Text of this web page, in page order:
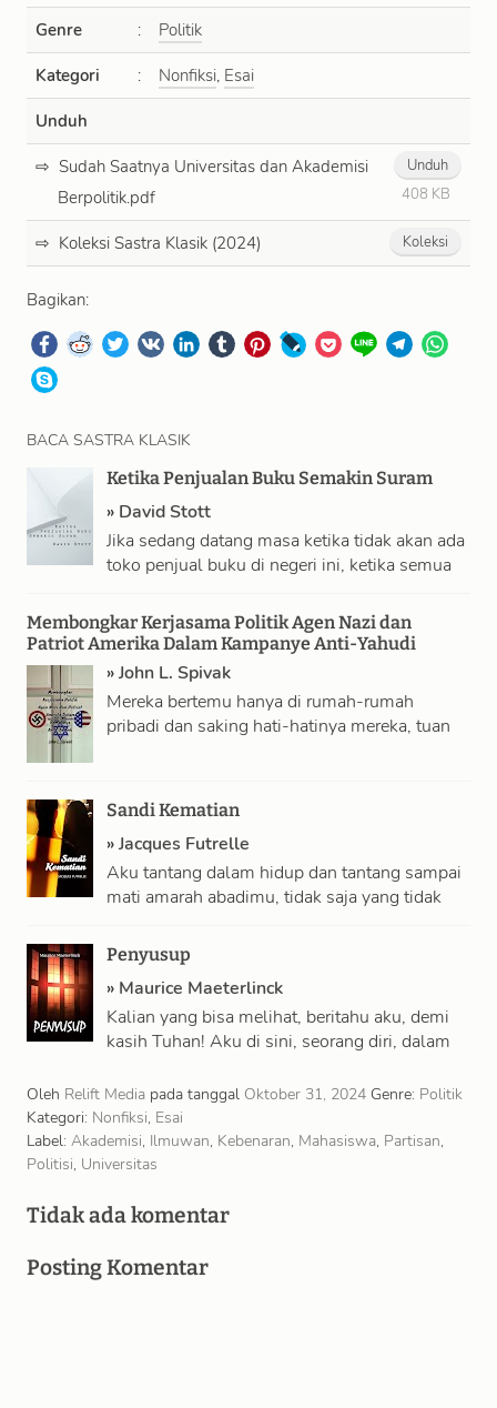
Genre : Politik
Kategori : Nonfiksi, Esai
Unduh
Unduh
408 KB
Sudah Saatnya Universitas dan Akademisi
Berpolitik.pdf
Koleksi
Koleksi Sastra Klasik (2024)
Bagikan:
BACA SASTRA KLASIK
Ketika Penjualan Buku Semakin Suram
» David Stott
Jika sedang datang masa ketika tidak akan ada
toko penjual buku di negeri ini, ketika semua
Membongkar Kerjasama Politik Agen Nazi dan
Patriot Amerika Dalam Kampanye Anti-Yahudi
»John L. Spivak
Mereka bertemu hanya di rumah-rumah
pribadi dan saking hati-hatinya mereka, tuan
Sandi Kematian
»Jacques Futrelle
Aku tantang dalam hidup dan tantang sampai
mati amarah abadimu, tidak saja yang tidak
Penyusup
» Maurice Maeterlinck
Kalian yang bisa melihat, beritahu aku, demi
kasih Tuhan! Aku di sini, seorang diri, dalam
Oleh Relift Media pada tanggal Oktober 31, 2024 Genre: Politik
Kategori: Nonfiksi, Esai
Label: Akademisi, Ilmuwan, Kebenaran, Mahasiswa, Partisan,
Politisi, Universitas
Tidak ada komentar
Posting Komentar